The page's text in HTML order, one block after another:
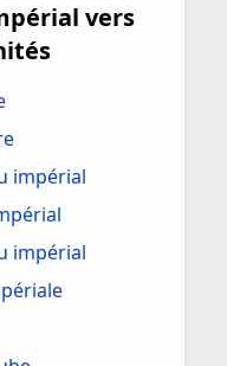
vers
impérial
impérial